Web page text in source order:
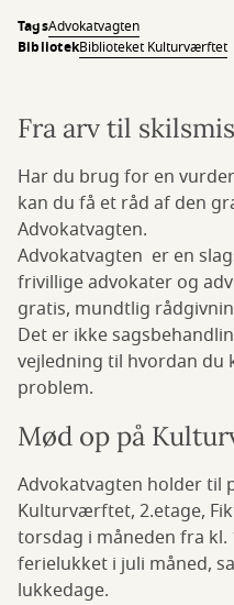
TagsAdvokatvagten
BibliotekBiblioteket Kulturværftet
Fra arv til
Har du brug for en
kan du få et råd af den
Advokatvagten.
Advokatvagten er en
frivillige advokater og
gratis, mundtlig
Det er ikke
vejledning til hvordan du
problem.
Mød op på
Advokatvagten holder til
Kulturværftet, 2.etage,
torsdag i måneden fra kl.
ferielukket i juli måned,
lukkedage.